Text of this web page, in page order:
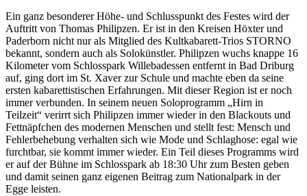
Ein ganz besonderer Höhe- und Schlusspunkt des Festes wird der
Auftritt von Thomas Philipzen. Er ist in den Kreisen Höxter und
Paderborn nicht nur als Mitglied des Kultkabarett-Trios STORNO
bekannt, sondern auch als Solokünstler. Philipzen wuchs knappe 16
Kilometer vom Schlosspark Willebadessen entfernt in Bad Driburg
auf, ging dort im St. Xaver zur Schule und machte eben da seine
ersten kabarettistischen Erfahrungen. Mit dieser Region ist er noch
immer verbunden. In seinem neuen Soloprogramm „Hirn in
Teilzeit“ verirrt sich Philipzen immer wieder in den Blackouts und
Fettnäpfchen des modernen Menschen und stellt fest: Mensch und
Fehlerbehebung verhalten sich wie Mode und Schlaghose: egal wie
furchtbar, sie kommt immer wieder. Ein Teil dieses Programms wird
er auf der Bühne im Schlosspark ab 18:30 Uhr zum Besten geben
und damit seinen ganz eigenen Beitrag zum Nationalpark in der
Egge leisten.